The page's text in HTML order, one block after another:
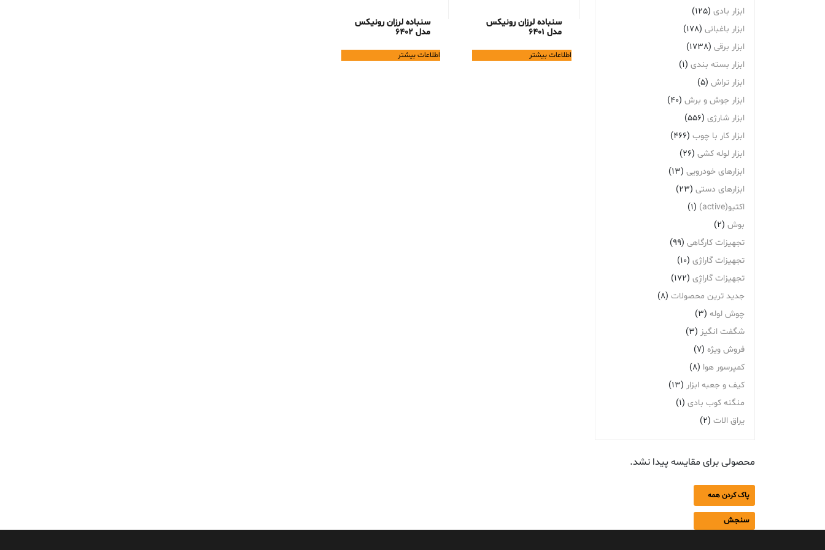
سنباده لرزان رونیکس
مدل 6401
اطلاعات بیشتر
سنباده لرزان رونیکس
مدل 6402
اطلاعات بیشتر
ابزار بادی (125)
ابزار باغبانی (178)
ابزار برقی (1738)
ابزار بسته بندی (1)
ابزار تراش (5)
ابزار جوش و برش (40)
ابزار شارژی (556)
ابزار کار با چوب (466)
ابزار لوله کشی (26)
ابزارهای خودرویی (13)
ابزارهای دستی (23)
اکتیو(active)
(1)
بوش (2)
تجهیزات کارگاهی (99)
تجهیزات گاراژی (10)
تجهیزات گاراژِی (172)
جدید ترین محصولات (8)
چوش لوله (3)
شگفت انگیز (3)
فروش ویژه (7)
کمپرسور هوا (8)
کیف و جعبه ابزار (13)
منگنه کوب بادی (1)
یراق الات (2)
محصولی برای مقایسه پیدا نشد.
پاک کردن همه
سنجش